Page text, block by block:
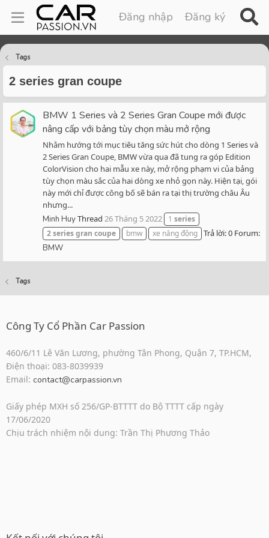
Đăng nhập Đăng ký
Tags
2 series gran coupe
BMW 1 Series và 2 Series Gran Coupe mới được
nâng cấp với bảng tùy chọn màu mở rộng
Nhằm hướng tới mục tiêu tăng sức hút cho dòng 1 Series và
2 Series Gran Coupe, BMW vừa qua đã tung ra góp Edition
ColorVision cho hai mẫu xe này, mở rộng phạm vi của bảng
tùy chọn màu sắc của hai dòng xe nhỏ gọn này. Hiện tại, gói
này mới chỉ được công bố sẽ bán ra tại thị trường châu Âu
nhưng...
Minh HuyThread 26 Tháng 5 2022 1 series
2seriesgran coupe bmw xe năng động Trả lời: 0 Forum:
BMW
Tags
Công Ty Cổ Phần Car Passion
460/6/11 Lê Văn Lương, phường Tân Phong, Quận 7, TP.HCM,
Điện thoại: 083-8039939
Email: contact@carpassion.vn
Giấy phép MXH số 256/GP-BTTTT do Bộ TTTT cấp ngày
17/06/2020
Chịu trách nhiệm nội dung: Trần Thị Phương Thảo